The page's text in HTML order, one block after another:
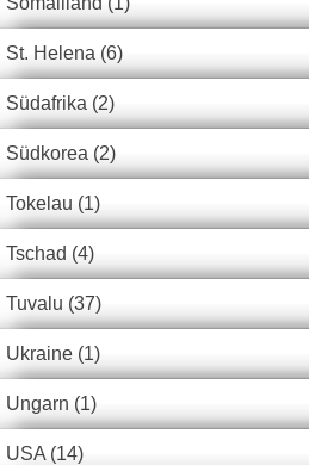
St. Helena (6)
Südafrika (2)
Südkorea (2)
Tokelau (1)
Tschad (4)
Tuvalu (37)
Ukraine (1)
Ungarn (1)
USA (14)